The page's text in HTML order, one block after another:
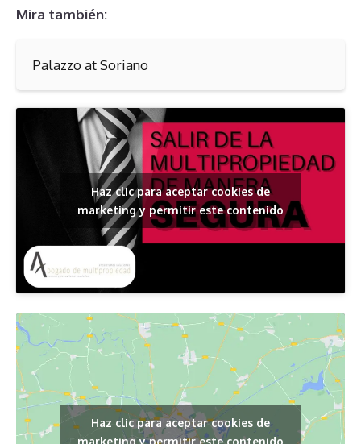
Mira también:
Palazzo at Soriano
Haz clic para aceptar cookies de
marketing y permitir este contenido
Haz clic para aceptar cookies de
marketing y permitir este contenido